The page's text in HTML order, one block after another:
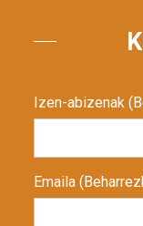
Izen-abizenak
Emaila